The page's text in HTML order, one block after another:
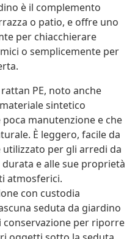
è il complemento
o patio, e offre uno
per chiacchierare
o semplicemente per
PE, noto anche
sintetico
manutenzione e che
È leggero, facile da
per gli arredi da
e alle sue proprietà
atmosferici.
con custodia
seduta da giardino
conservazione per riporre